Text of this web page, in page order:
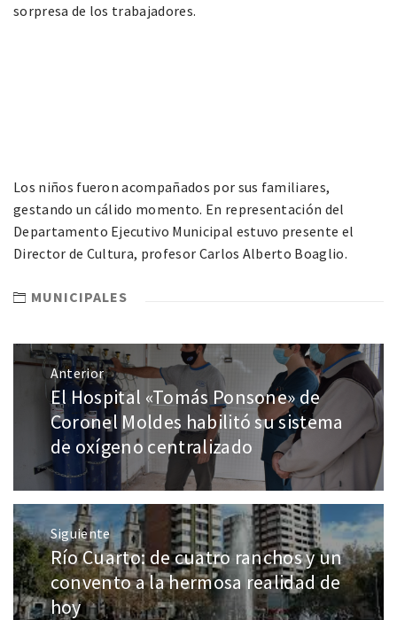
sorpresa de los trabajadores.
Los niños fueron acompañados por sus familiares,
gestando un cálido momento. En representación del
Departamento Ejecutivo Municipal estuvo presente el
Director de Cultura, profesor Carlos Alberto Boaglio.
MUNICIPALES
Anterior
El Hospital «Tomás Ponsone» de
Coronel Moldes habilitó su sistema
de oxígeno centralizado
Siguiente
Río Cuarto: de cuatro ranchos y un
convento a la hermosa realidad de
hoy